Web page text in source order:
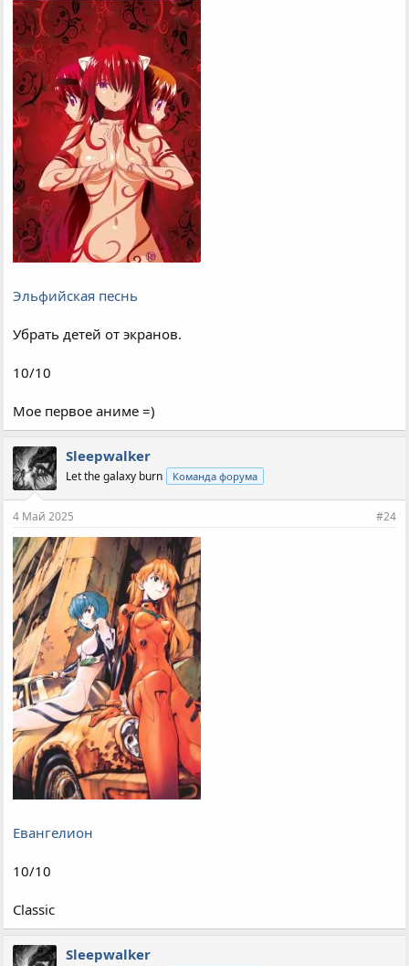
Эльфийская песнь
Убрать детей от экранов.
10/10
Мое первое аниме =)
Sleepwalker
Let the galaxy burn Команда форума
4 Май 2025 #24
Евангелион
10/10
Classic
Sleepwalker